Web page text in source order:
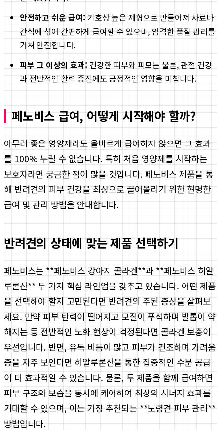
안전하고 쉬운 급여: 기호성 높은 제형으로 만들어져 사료나
간식에 섞어 간편하게 급여할 수 있으며, 엄격한 품질 관리를
거쳐 안전합니다.
피부 그 이상의 효과: 건강한 피부와 피모는 물론, 관절 건강
과 전반적인 활력 증진에도 긍정적인 영향을 미칩니다.
페노비스 급여, 어떻게 시작해야 할까?
아무리 좋은 영양제라도 올바르게 급여하지 않으면 그 효과
를 100% 누릴 수 없습니다. 특히 처음 영양제를 시작하는
보호자라면 궁금한 점이 많을 것입니다. 페노비스 제품을 통
해 반려견의 피부 건강을 최상으로 끌어올리기 위한 현명한
급여 및 관리 방법을 안내합니다.
반려견의 상태에 맞는 제품 선택하기
페노비스는 **페노비스 강아지 콜라겐**과 **페노비스 히알
루론산** 두 가지 핵심 라인업을 갖추고 있습니다. 어떤 제품
을 선택해야 할지 고민된다면 반려견의 주된 증상을 살펴보
세요. 만약 피부 탄력이 떨어지고 모질이 푸석하며 발톱이 약
해지는 등 전반적인 노화 현상이 걱정된다면 콜라겐 보충이
우선입니다. 반면, 유독 비듬이 많고 피부가 건조하며 가려움
증을 자주 보인다면 히알루론산을 통한 집중적인 수분 공급
이 더 효과적일 수 있습니다. 물론, 두 제품을 함께 급여하면
피부 구조와 보습을 동시에 케어하여 최상의 시너지 효과를
기대할 수 있으며, 이는 가장 추천되는 **노령견 피부 관리**
방법입니다.